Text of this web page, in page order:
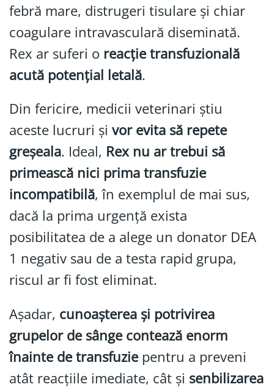
febră mare, distrugeri tisulare și chiar
coagulare intravasculară diseminată.
Rex ar suferi o reacție transfuzională
acută potențial letală.
Din fericire, medicii veterinari știu
aceste lucruri și vor evita să repete
greșeala. Ideal, Rex nu ar trebui să
primească nici prima transfuzie
incompatibilă, în exemplul de mai sus,
dacă la prima urgență exista
posibilitatea de a alege un donator DEA
1 negativ sau de a testa rapid grupa,
riscul ar fi fost eliminat.
Așadar, cunoașterea și potrivirea
grupelor de sânge contează enorm
înainte de transfuziepentru a preveni
atât reacțiile imediate, cât și senbilizarea